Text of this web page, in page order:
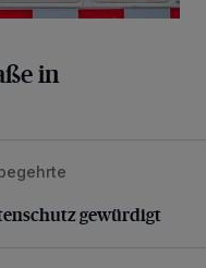
in
gewürdigt
gewürdigt